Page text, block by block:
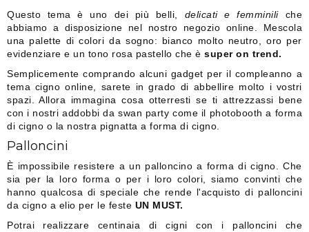
Questo tema è uno dei più belli, delicati e femminiliche
abbiamo a disposizione nel nostro negozio online. Mescola
una palette di colori da sogno: bianco molto neutro, oro per
evidenziare e un tono rosa pastello che è super on trend.
Semplicemente comprando alcuni gadget per il compleanno a
tema cigno online, sarete in grado di abbellire molto i vostri
spazi. Allora immagina cosa otterresti se ti attrezzassi bene
con i nostri addobbi da swan party come il photobooth a forma
di cigno o la nostra pignatta a forma di cigno.
Palloncini
È impossibile resistere a un palloncino a forma di cigno. Che
sia per la loro forma o per i loro colori, siamo convinti che
hanno qualcosa di speciale che rende l'acquisto di palloncini
da cigno a elio per le feste UN MUST.
Potrai realizzare centinaia di cigni con i palloncini che